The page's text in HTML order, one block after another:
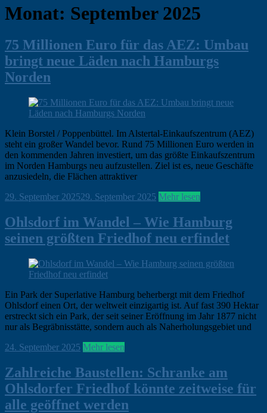
Monat: September 2025
75 Millionen Euro für das AEZ: Umbau
bringt neue Läden nach Hamburgs
Norden
Klein Borstel / Poppenbüttel. Im Alstertal-Einkaufszentrum (AEZ)
steht ein großer Wandel bevor. Rund 75 Millionen Euro werden in
den kommenden Jahren investiert, um das größte Einkaufszentrum
im Norden Hamburgs neu aufzustellen. Ziel ist es, neue Geschäfte
anzusiedeln, die Flächen attraktiver
ohirte
29. September 202529. September 2025 Hamburg,
Borstel,
News
Mehr lesen
Ohlsdorf im Wandel – Wie Hamburg
seinen größten Friedhof neu erfindet
Ein Park der Superlative Hamburg beherbergt mit dem Friedhof
Ohlsdorf einen Ort, der weltweit einzigartig ist. Auf fast 390 Hektar
erstreckt sich ein Park, der seit seiner Eröffnung im Jahr 1877 nicht
nur als Begräbnisstätte, sondern auch als Naherholungsgebiet und
ohirte
24. September 2025 Hamburg,
Borstel,
News
Mehr lesen
Zahlreiche Baustellen: Schranke am
Ohlsdorfer Friedhof könnte zeitweise für
alle geöffnet werden